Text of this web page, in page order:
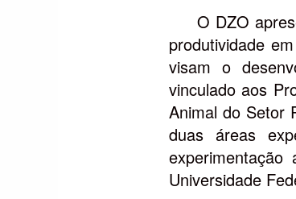
O DZO
produtividade
visam o
vinculado aos
Animal do Setor
duas áreas
Universidade